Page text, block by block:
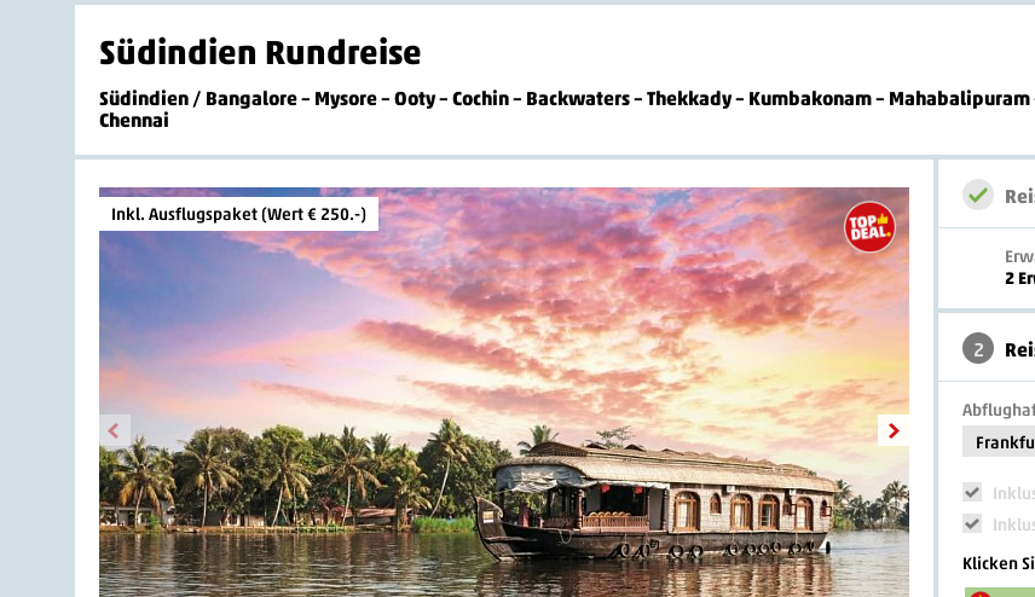
Südindien Rundreise
Südindien / Bangalore – Mysore – Ooty – Cochin – Backwaters – Thekkady – Kumbakonam – Mahabalipuram
Chennai
Inkl. Ausflugspaket (Wert € 250.-)
2
2
Klicken